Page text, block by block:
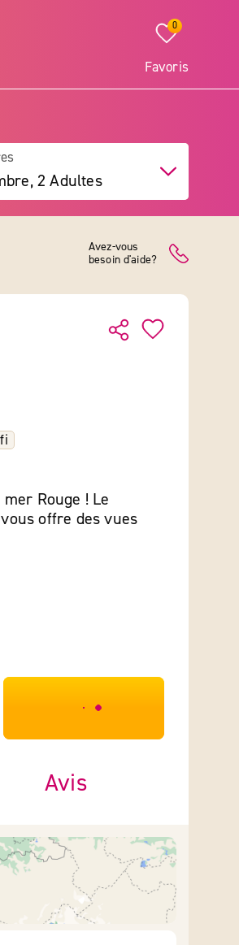
0
Favoris
2 Adultes
Avez-vous
besoin d'aide?
Rouge ! Le
offre des vues
***************
Avis